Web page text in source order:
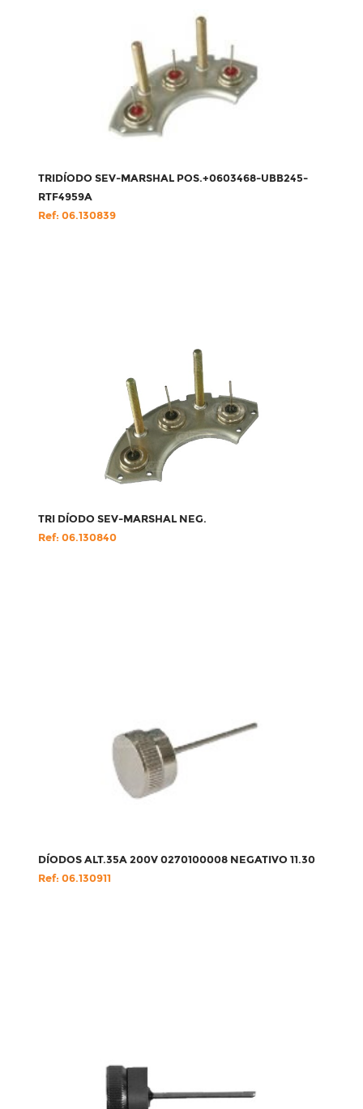
TRIDÍODO SEV-MARSHAL POS.+0603468-UBB245-
RTF4959A
Ref: 06.130839
TRI DÍODO SEV-MARSHAL NEG.
Ref: 06.130840
DÍODOS ALT.35A 200V 0270100008 NEGATIVO 11.30
Ref: 06.130911